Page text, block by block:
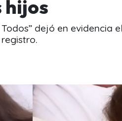
hijos
dejó en evidencia